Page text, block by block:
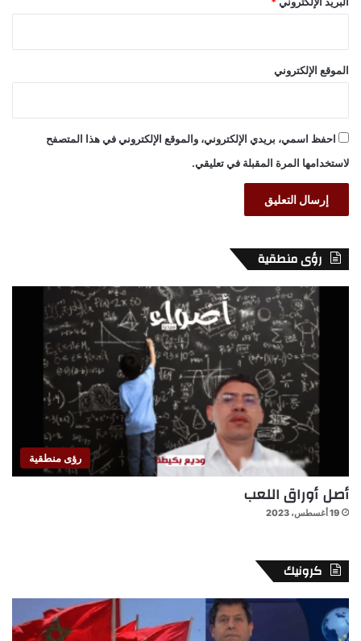
الموقع الإلكتروني
احفظ اسمي، بريدي الإلكتروني، والموقع الإلكتروني في هذا المتصفح
لاستخدامها المرة المقبلة في تعليقي.
رؤى منطقية
رؤى منطقية
أصل أوراق اللعب
19 أغسطس، 2023
كرونيك